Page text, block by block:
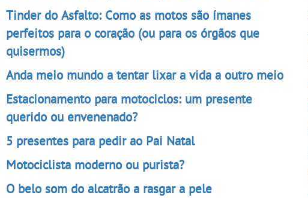
Tinder do Asfalto: Como as motos são ímanes
perfeitos para o coração (ou para os órgãos que
quisermos)
Anda meio mundo a tentar lixar a vida a outro meio
Estacionamento para motociclos: um presente
querido ou envenenado?
5 presentes para pedir ao Pai Natal
Motociclista moderno ou purista?
O belo som do alcatrão a rasgar a pele